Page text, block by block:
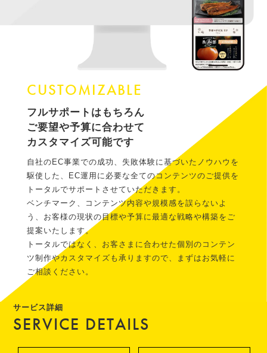
CUSTOMIZABLE
フルサポートはもちろん
ご要望や予算に合わせて
カスタマイズ可能です
自社のEC事業での成功、失敗体験に基づいたノウハウを
駆使した、EC運用に必要な全てのコンテンツのご提供を
トータルでサポートさせていただきます。
ベンチマーク、コンテンツ内容や規模感を誤らないよ
う、お客様の現状の目標や予算に最適な戦略や構築をご
提案いたします。
トータルではなく、お客さまに合わせた個別のコンテン
ツ制作やカスタマイズも承りますので、まずはお気軽に
ご相談ください。
サービス詳細
SERVICE DETAILS